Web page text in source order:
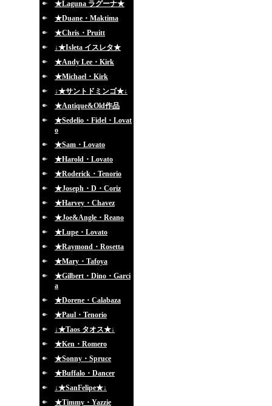
★Laguna ラグーナ★
★Duane・Maktima
★Chris・Pruitt
↓★Isleta イスレタ★
★Andy Lee・Kirk
★Michael・Kirk
↓★サントドミンゴ★↓
★Antique&Old作品
★Sedelio・Fidel・Lovat
o
★Sam・Lovato
★Harold・Lovato
★Roderick・Tenorio
★Joseph・D・Coriz
★Harvey・Chavez
★Joe&Angle・Reano
★Lupe・Lovato
★Raymond・Rosetta
★Mary・Tafoya
★Gilbert・Dino・Garci
a
★Dorene・Calabaza
★Paul・Tenorio
↓★Taos タオス★↓
★Ken・Romero
★Sonny・Spruce
★Buffalo・Dancer
↓★SanFelipe★↓
★Timmy・Yazzie